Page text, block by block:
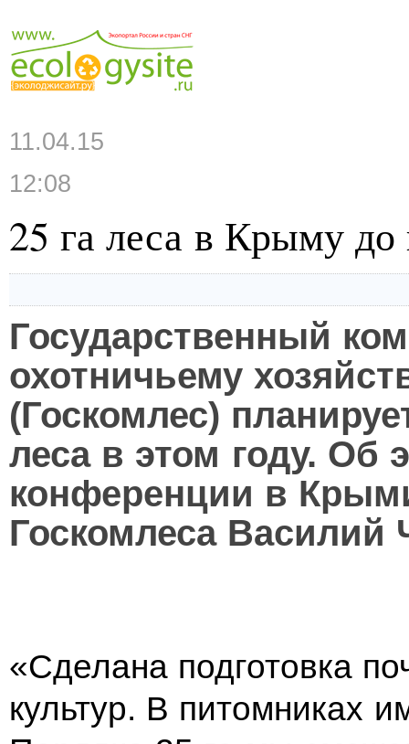
11.04.15
12:08
25 га леса в Крыму до
Государственный
охотничьему
(Госкомлес)
леса в этом году. Об
конференции в
Госкомлеса Василий
«Сделана подготовка
культур. В питомниках